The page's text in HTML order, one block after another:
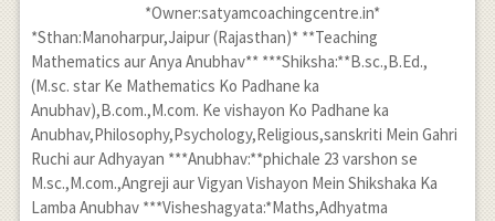
*Owner:satyamcoachingcentre.in*
*Sthan:Manoharpur,Jaipur (Rajasthan)* **Teaching
Mathematics aur Anya Anubhav** ***Shiksha:**B.sc.,B.Ed.,
(M.sc. star Ke Mathematics Ko Padhane ka
Anubhav),B.com.,M.com. Ke vishayon Ko Padhane ka
Anubhav,Philosophy,Psychology,Religious,sanskriti Mein Gahri
Ruchi aur Adhyayan ***Anubhav:**phichale 23 varshon se
M.sc.,M.com.,Angreji aur Vigyan Vishayon Mein Shikshaka Ka
Lamba Anubhav ***Visheshagyata:*Maths,Adhyatma